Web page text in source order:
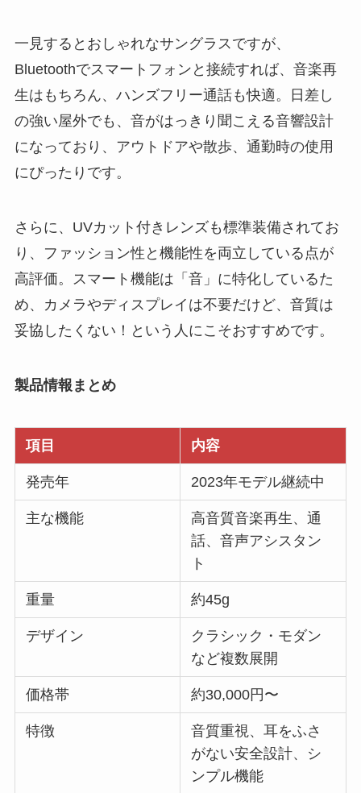
一見するとおしゃれなサングラスですが、
Bluetoothでスマートフォンと接続すれば、音楽再
生はもちろん、ハンズフリー通話も快適。日差し
の強い屋外でも、音がはっきり聞こえる音響設計
になっており、アウトドアや散歩、通勤時の使用
にぴったりです。
さらに、UVカット付きレンズも標準装備されてお
り、ファッション性と機能性を両立している点が
高評価。スマート機能は「音」に特化しているた
め、カメラやディスプレイは不要だけど、音質は
妥協したくない！という人にこそおすすめです。
製品情報まとめ
項目 内容
発売年 2023年モデル継続中
主な機能
高音質音楽再生、通
話、音声アシスタン
ト
重量 約45g
デザイン
クラシック・モダン
など複数展開
価格帯 約30,000円〜
特徴
音質重視、耳をふさ
がない安全設計、シ
ンプル機能